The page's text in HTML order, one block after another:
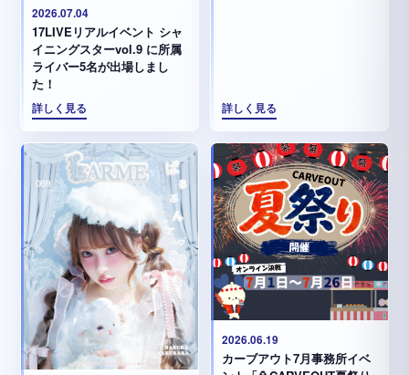
2026.07.04
17LIVEリアルイベント シャ
イニングスターvol.9 に所属
ライバー5名が出場しまし
た！
詳しく見る 詳しく見る
2026.06.19
カーブアウト7月事務所イベ